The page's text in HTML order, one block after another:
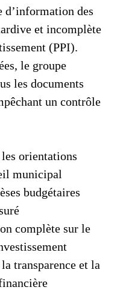
d’information des
et incomplète
(PPI).
le groupe
les documents
un contrôle
orientations
municipal
budgétaires
complète sur le
transparence et la